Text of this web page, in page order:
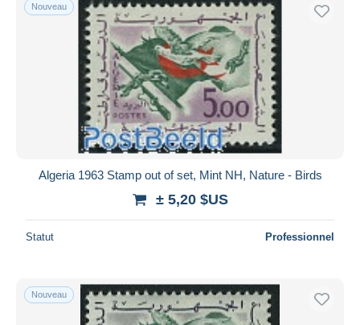
Nouveau
Algeria 1963 Stamp out of set, Mint NH, Nature - Birds
± 5,20 $US
Statut Professionnel
Nouveau